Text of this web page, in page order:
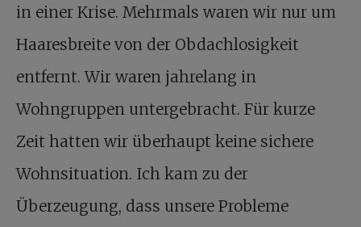
in einer Krise. Mehrmals waren wir nur um
Haaresbreite von der Obdachlosigkeit
entfernt. Wir waren jahrelang in
Wohngruppen untergebracht. Für kurze
Zeit hatten wir überhaupt keine sichere
Wohnsituation. Ich kam zu der
Überzeugung, dass unsere Probleme